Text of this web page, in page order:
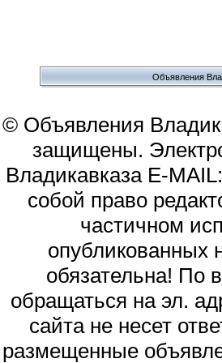
Объявления
© Объявления
защищены.
Владикавказа E-
собой право
частичном
опубликованных
обязательна! По
обращаться на эл.
сайта не несет
размещенные